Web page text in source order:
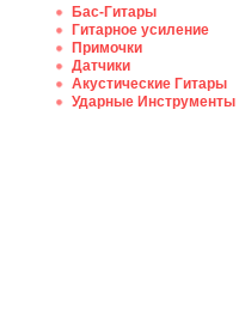
Бас-Гитары
Гитарное усиление
Примочки
Датчики
Акустические Гитары
Ударные Инструменты